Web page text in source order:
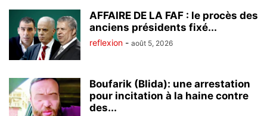
AFFAIRE DE LA FAF : le procès des
anciens présidents fixé...
reflexion - août 5, 2026
Boufarik (Blida): une arrestation
pour incitation à la haine contre
des...